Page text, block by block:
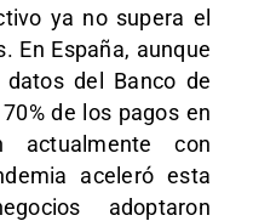
ya no supera el
En España, aunque
del Banco de
de los pagos en
actualmente con
aceleró esta
adoptaron